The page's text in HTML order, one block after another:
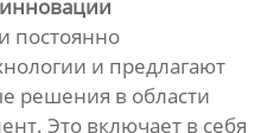
постоянно
и предлагают
решения в области
Это включает в себя